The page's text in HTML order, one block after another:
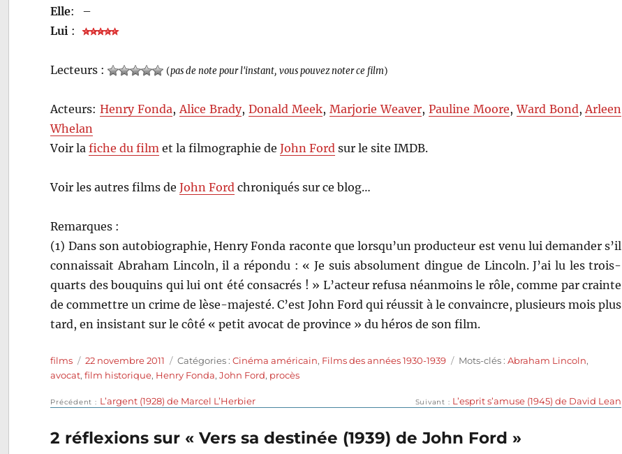
Elle:
–
Lui :
Lecteurs : (pas de note pour l'instant, vous pouvez noter ce film)
Acteurs:Henry Fonda, Alice Brady, Donald Meek, Marjorie Weaver, Pauline Moore,Ward Bond, Arleen
Whelan
Voir lafiche du film et la filmographie deJohn Ford sur le site IMDB.
Voir les autres films deJohn Ford chroniqués sur ce blog…
Remarques :
(1) Dans son autobiographie, Henry Fonda raconte que lorsqu’un producteur est venu lui demander s’il
connaissait Abraham Lincoln, il a répondu : « Je suis absolument dingue de Lincoln. J’ai lu les trois-
quarts des bouquins qui lui ont été consacrés ! » L’acteur refusa néanmoins le rôle, comme par crainte
de commettre un crime de lèse-majesté. C’est John Ford qui réussit à le convaincre, plusieurs mois plus
tard, en insistant sur le côté « petit avocat de province » du héros de son film.
Auteur
films
Publié
le
22 novembre 2011 Catégories
Catégories :Cinéma américain, Films des années 1930-1939 Étiquettes
Mots-clés :Abraham Lincoln,
avocat,film historique, Henry Fonda,John Ford, procès
Navigation
de
Précédent
Publication
L’argent (1928) de Marcel L’Herbier Suivant
Publication
L’esprit s’amuse (1945) de David Lean
2 réflexions sur « Vers sa destinée (1939) de John Ford »